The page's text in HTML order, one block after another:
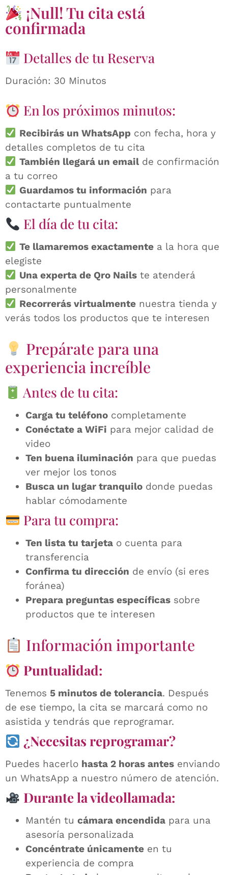
¡Null! Tu cita está
confirmada
Detalles de tu Reserva
Duración: 30 Minutos
En los próximos minutos:
Recibirás un WhatsApp con fecha, hora y
detalles completos de tu cita
También llegará un emailde confirmación
a tu correo
Guardamos tu información para
contactarte puntualmente
El día de tu cita:
Te llamaremos exactamentea la hora que
elegiste
Una experta de Qro Nailste atenderá
personalmente
Recorrerás virtualmentenuestra tienda y
verás todos los productos que te interesen
Prepárate para una
experiencia increíble
Antes de tu cita:
Carga tu teléfono completamente
Conéctate a WiFi para mejor calidad de
video
Ten buena iluminación para que puedas
ver mejor los tonos
Busca un lugar tranquilo donde puedas
hablar cómodamente
Para tu compra:
Ten lista tu tarjeta o cuenta para
transferencia
Confirma tu dirección de envío (si eres
foránea)
Prepara preguntas específicas sobre
productos que te interesen
Información importante
Puntualidad:
Tenemos 5 minutos de tolerancia. Después
de ese tiempo, la cita se marcará como no
asistida y tendrás que reprogramar.
¿Necesitas reprogramar?
Puedes hacerlo hasta 2 horas antes enviando
un WhatsApp a nuestro número de atención.
Durante la videollamada:
Mantén tu cámara encendida para una
asesoría personalizada
Concéntrate únicamente en tu
experiencia de compra